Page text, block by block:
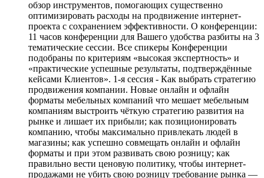
обзор инструментов, помогающих существенно
оптимизировать расходы на продвижение интернет-
проекта с сохранением эффективности. О конференции:
11 часов конференции для Вашего удобства разбиты на 3
тематические сессии. Все спикеры Конференции
подобраны по критериям «высокая экспертность» и
«практические успешные результаты, подтверждённые
кейсами Клиентов». 1-я сессия - Как выбрать стратегию
продвижения компании. Новые онлайн и офлайн
форматы мебельных компаний что мешает мебельным
компаниям выстроить чёткую стратегию развития на
рынке и лишает их прибыли; как позиционировать
компанию, чтобы максимально привлекать людей в
магазины; как успешно совмещать онлайн и офлайн
форматы и при этом развивать свою розницу; как
правильно вести ценовую политику, чтобы интернет-
продажами не убить свою розницу требование рынка —